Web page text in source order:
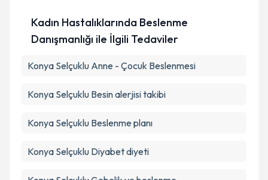
Kadın Hastalıklarında Beslenme
Danışmanlığı ile İlgili Tedaviler
Konya Selçuklu Anne - Çocuk Beslenmesi
Konya Selçuklu Besin alerjisi takibi
Konya Selçuklu Beslenme planı
Konya Selçuklu Diyabet diyeti